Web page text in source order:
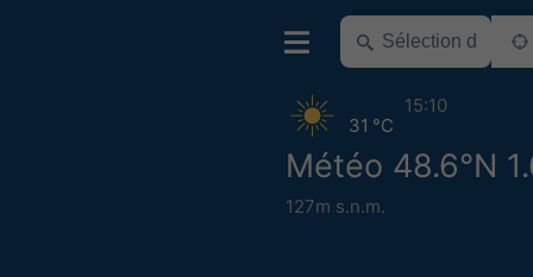
Météo 48.6°N
127m s.n.m.
31 °C
15:10